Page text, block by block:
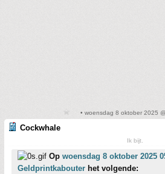
• woensdag 8 oktober 2025
Cockwhale
Ik bijt.
Op woensdag 8 oktober 2025
Geldprintkabouter het volgende: